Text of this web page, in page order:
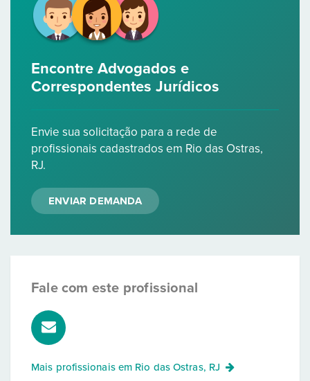
Encontre Advogados e
Correspondentes Jurídicos
Envie sua solicitação para a rede de
profissionais cadastrados em Rio das Ostras,
RJ.
ENVIAR DEMANDA
Fale com este profissional
Mais profissionais em Rio das Ostras, RJ